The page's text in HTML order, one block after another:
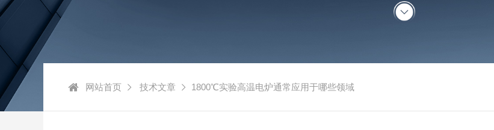
网站首页 技术文章 1800℃实验高温电炉通常应用于哪些领域